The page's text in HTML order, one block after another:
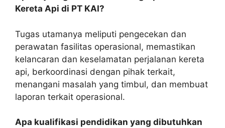
Kereta Api di PT KAI?
Tugas utamanya meliputi pengecekan dan
perawatan fasilitas operasional, memastikan
kelancaran dan keselamatan perjalanan kereta
api, berkoordinasi dengan pihak terkait,
menangani masalah yang timbul, dan membuat
laporan terkait operasional.
Apa kualifikasi pendidikan yang dibutuhkan